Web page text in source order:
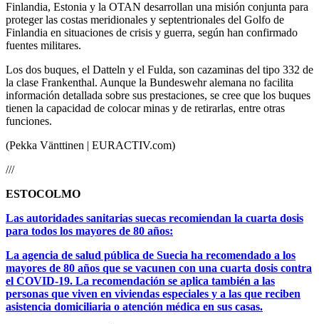
Finlandia, Estonia y la OTAN desarrollan una misión conjunta para
proteger las costas meridionales y septentrionales del Golfo de
Finlandia en situaciones de crisis y guerra, según han confirmado
fuentes militares.
Los dos buques, el Datteln y el Fulda, son cazaminas del tipo 332 de
la clase Frankenthal. Aunque la Bundeswehr alemana no facilita
información detallada sobre sus prestaciones, se cree que los buques
tienen la capacidad de colocar minas y de retirarlas, entre otras
funciones.
(Pekka Vänttinen | EURACTIV.com)
///
ESTOCOLMO
Las autoridades sanitarias suecas recomiendan la cuarta dosis
para todos los mayores de 80 años:
La agencia de salud pública de Suecia ha recomendado a los
mayores de 80 años que se vacunen con una cuarta dosis contra
el COVID-19. La recomendación se aplica también a las
personas que viven en viviendas especiales y a las que reciben
asistencia domiciliaria o atención médica en sus casas.